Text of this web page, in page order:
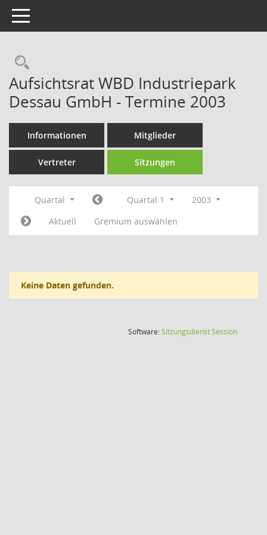
Toggle navigation
Rechercheauswahl
Aufsichtsrat WBD Industriepark
Dessau GmbH - Termine 2003
Informationen Mitglieder
Vertreter Sitzungen
Quartal Quartal 1
2003
Aktuell
Gremium auswählen
Keine Daten gefunden.
Software:SitzungsdienstSession(Wird in